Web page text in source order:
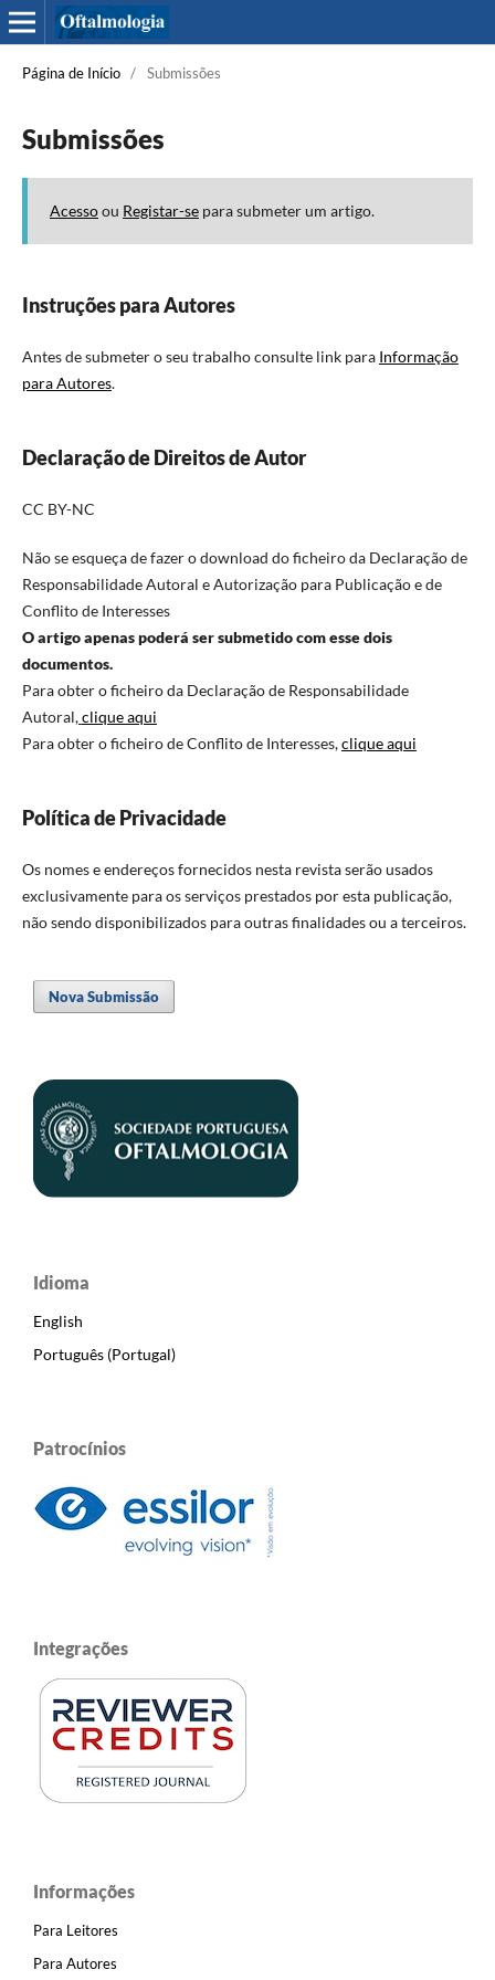
Página de Início / Submissões
Submissões
Acessoou Registar-separa submeter um artigo.
Instruções para Autores
Antes de submeter o seu trabalho consulte link para Informação
para Autores.
Declaração de Direitos de Autor
CC BY-NC
Não se esqueça de fazer o download do ficheiro da Declaração de
Responsabilidade Autoral e Autorização para Publicação e de
Conflito de Interesses
O artigo apenas poderá ser submetido com esse dois
documentos.
Para obter o ficheiro da Declaração de Responsabilidade
Autoral,clique aqui
Para obter o ficheiro de Conflito de Interesses,clique aqui
Política de Privacidade
Os nomes e endereços fornecidos nesta revista serão usados
exclusivamente para os serviços prestados por esta publicação,
não sendo disponibilizados para outras finalidades ou a terceiros.
Nova Submissão
Idioma
English
Português (Portugal)
Patrocínios
Integrações
Informações
Para Leitores
Para Autores